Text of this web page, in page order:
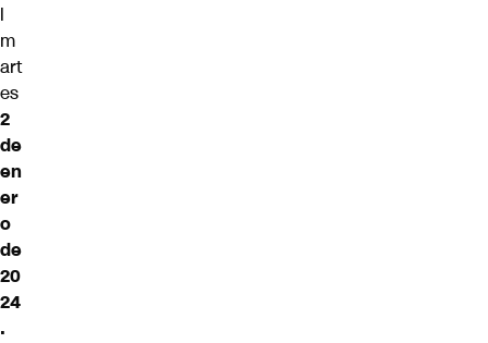
l
m
art
es
2
de
en
er
o
de
20
24
.